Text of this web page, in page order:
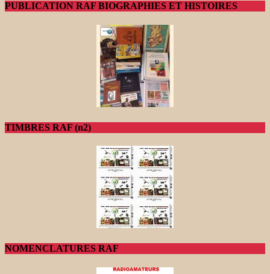
PUBLICATION RAF BIOGRAPHIES ET HISTOIRES
TIMBRES RAF (n2)
NOMENCLATURES RAF